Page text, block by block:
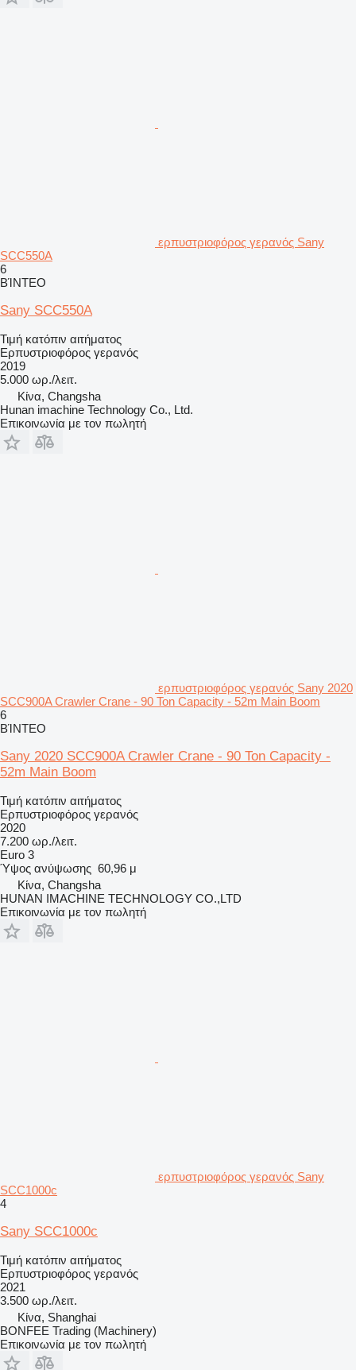
ερπυστριοφόρος γερανός Sany
SCC550A
6
ΒΊΝΤΕΟ
Sany SCC550A
Τιμή κατόπιν αιτήματος
Ερπυστριοφόρος γερανός
2019
5.000 ωρ./λειτ.
Κίνα, Changsha
Hunan imachine Technology Co., Ltd.
Επικοινωνία με τον πωλητή
ερπυστριοφόρος γερανός Sany 2020
SCC900A Crawler Crane - 90 Ton Capacity - 52m Main Boom
6
ΒΊΝΤΕΟ
Sany 2020 SCC900A Crawler Crane - 90 Ton Capacity -
52m Main Boom
Τιμή κατόπιν αιτήματος
Ερπυστριοφόρος γερανός
2020
7.200 ωρ./λειτ.
Euro 3
Ύψος ανύψωσης 60,96 μ
Κίνα, Changsha
HUNAN IMACHINE TECHNOLOGY CO.,LTD
Επικοινωνία με τον πωλητή
ερπυστριοφόρος γερανός Sany
SCC1000c
4
Sany SCC1000c
Τιμή κατόπιν αιτήματος
Ερπυστριοφόρος γερανός
2021
3.500 ωρ./λειτ.
Κίνα, Shanghai
BONFEE Trading (Machinery)
Επικοινωνία με τον πωλητή